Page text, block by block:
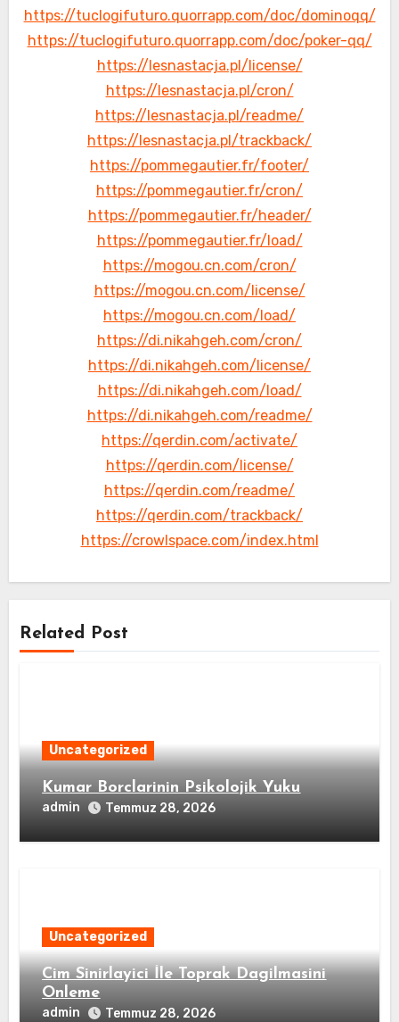
https://tuclogifuturo.quorrapp.com/doc/dominoqq/
https://tuclogifuturo.quorrapp.com/doc/poker-qq/
https://lesnastacja.pl/license/
https://lesnastacja.pl/cron/
https://lesnastacja.pl/readme/
https://lesnastacja.pl/trackback/
https://pommegautier.fr/footer/
https://pommegautier.fr/cron/
https://pommegautier.fr/header/
https://pommegautier.fr/load/
https://mogou.cn.com/cron/
https://mogou.cn.com/license/
https://mogou.cn.com/load/
https://di.nikahgeh.com/cron/
https://di.nikahgeh.com/license/
https://di.nikahgeh.com/load/
https://di.nikahgeh.com/readme/
https://qerdin.com/activate/
https://qerdin.com/license/
https://qerdin.com/readme/
https://qerdin.com/trackback/
https://crowlspace.com/index.html
Related Post
Uncategorized
Kumar Borclarinin Psikolojik Yuku
admin Temmuz 28, 2026
Uncategorized
Cim Sinirlayici İle Toprak Dagilmasini
Onleme
admin Temmuz 28, 2026